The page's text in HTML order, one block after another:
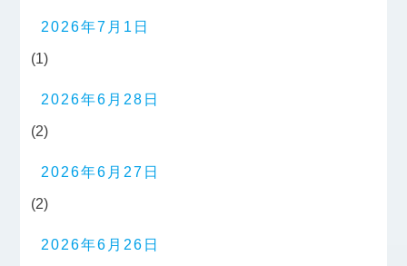
2026年7月1日
(1)
2026年6月28日
(2)
2026年6月27日
(2)
2026年6月26日